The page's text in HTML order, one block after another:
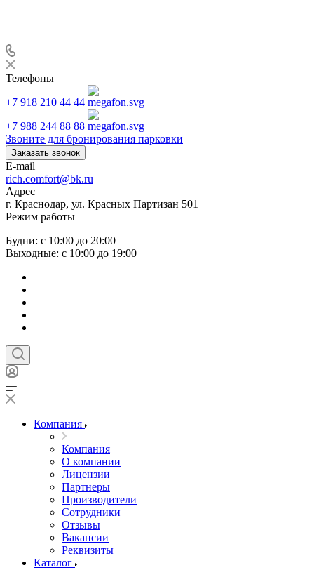
Телефоны
+7 918 210 44 44
+7 988 244 88 88
Звоните для бронирования парковки
Заказать звонок
E-mail
rich.comfort@bk.ru
Адрес
г. Краснодар, ул. Красных Партизан 501
Режим работы
Будни: с 10:00 до 20:00
Выходные: с 10:00 до 19:00
Компания
Компания
О компании
Лицензии
Партнеры
Производители
Сотрудники
Отзывы
Вакансии
Реквизиты
Каталог